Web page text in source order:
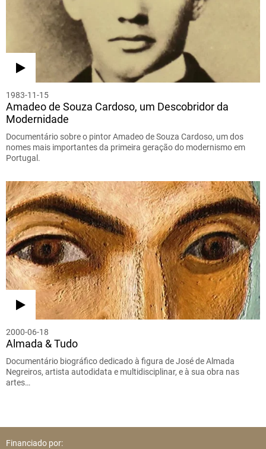
1983-11-15
Amadeo de Souza Cardoso, um Descobridor da
Modernidade
Documentário sobre o pintor Amadeo de Souza Cardoso, um dos
nomes mais importantes da primeira geração do modernismo em
Portugal.
2000-06-18
Almada & Tudo
Documentário biográfico dedicado à figura de José de Almada
Negreiros, artista autodidata e multidisciplinar, e à sua obra nas
artes…
Financiado por: